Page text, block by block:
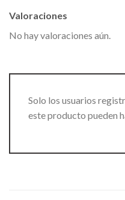
Valoraciones
No hay valoraciones aún.
Solo los usuarios
este producto pueden